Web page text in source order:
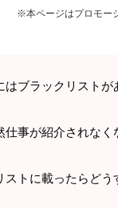
はブラックリスト
仕事が紹介されな
ストに載ったらどう